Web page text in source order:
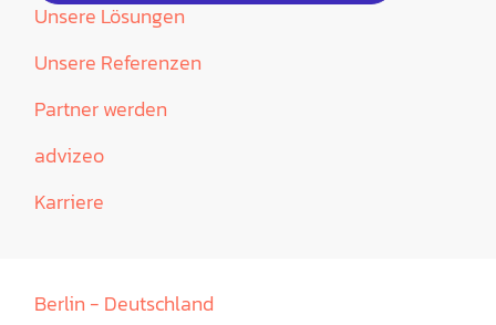
Unsere Lösungen
Unsere Referenzen
Partner werden
advizeo
Karriere
Berlin - Deutschland